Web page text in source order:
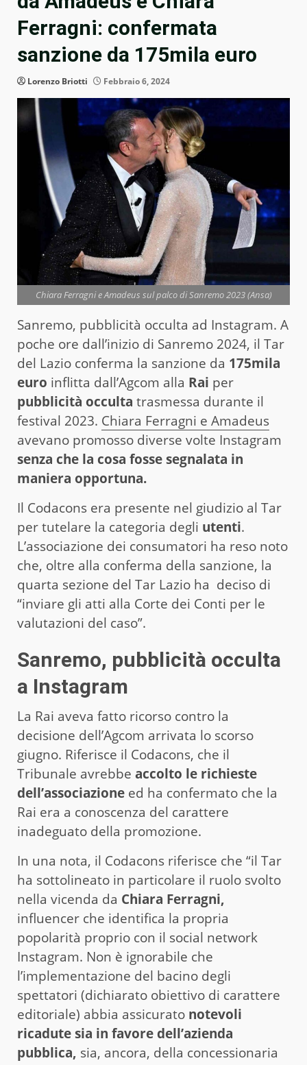
Ferragni: confermata
sanzione da 175mila euro
Lorenzo Briotti Febbraio 6, 2024
Chiara Ferragni e Amadeus sul palco di Sanremo 2023 (Ansa)
Sanremo, pubblicità occulta ad Instagram. A
poche ore dall’inizio di Sanremo 2024, il Tar
del Lazio conferma la sanzione da 175mila
euro inflitta dall’Agcom alla Rai per
pubblicità occulta trasmessa durante il
festival 2023. Chiara Ferragni e Amadeus
avevano promosso diverse volte Instagram
senza che la cosa fosse segnalata in
maniera opportuna.
Il Codacons era presente nel giudizio al Tar
per tutelare la categoria degli utenti.
L’associazione dei consumatori ha reso noto
che, oltre alla conferma della sanzione, la
quarta sezione del Tar Lazio ha deciso di
“inviare gli atti alla Corte dei Conti per le
valutazioni del caso”.
Sanremo, pubblicità occulta
a Instagram
La Rai aveva fatto ricorso contro la
decisione dell’Agcom arrivata lo scorso
giugno. Riferisce il Codacons, che il
Tribunale avrebbe accolto le richieste
dell’associazione ed ha confermato che la
Rai era a conoscenza del carattere
inadeguato della promozione.
In una nota, il Codacons riferisce che “il Tar
ha sottolineato in particolare il ruolo svolto
nella vicenda da Chiara Ferragni,
influencer che identifica la propria
popolarità proprio con il social network
Instagram. Non è ignorabile che
l’implementazione del bacino degli
spettatori (dichiarato obiettivo di carattere
editoriale) abbia assicurato notevoli
ricadute sia in favore dell’azienda
pubblica, sia, ancora, della concessionaria